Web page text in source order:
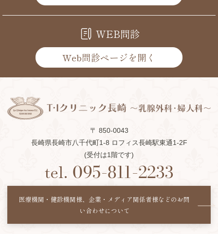
WEB問診
Web問診ページを開く
〒 850-0043
長崎県長崎市八千代町1-8 ロフィス長崎駅東通1-2F
(受付は1階です)
tel. 095-811-2233
医療機関・健診機関様、企業・メディア関係者様などのお問
い合わせについて